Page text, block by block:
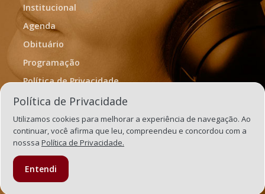
Institucional
Agenda
Obituário
Programação
Política de Privacidade
Termos de Uso
Política de Privacidade
Utilizamos cookies para melhorar a experiência de navegação. Ao
continuar, você afirma que leu, compreendeu e concordou com a
nosssa Política de Privacidade.
Entendi